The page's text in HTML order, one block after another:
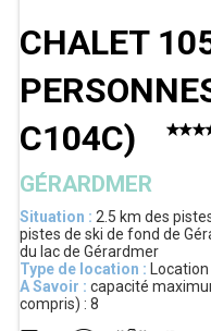
CHALET
C104C)
GÉRARDMER
Situation : 2.5 km des
pistes de ski de fond de
du lac de Gérardmer
Type de location :
A Savoir : capacité
compris) : 8